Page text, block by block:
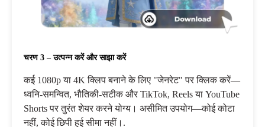
चरण 3 – उत्पन्न करें और साझा करें
कई 1080p या 4K क्लिप बनाने के लिए "जेनरेट" पर क्लिक करें—
ध्वनि-समन्वित, भौतिकी-सटीक और TikTok, Reels या YouTube
Shorts पर तुरंत शेयर करने योग्य। असीमित उपयोग—कोई कोटा
नहीं, कोई छिपी हुई सीमा नहीं।.